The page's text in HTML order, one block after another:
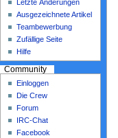
Letzte Änderungen
Ausgezeichnete Artikel
Teambewerbung
Zufällige Seite
Hilfe
Community
Einloggen
Die Crew
Forum
IRC-Chat
Facebook